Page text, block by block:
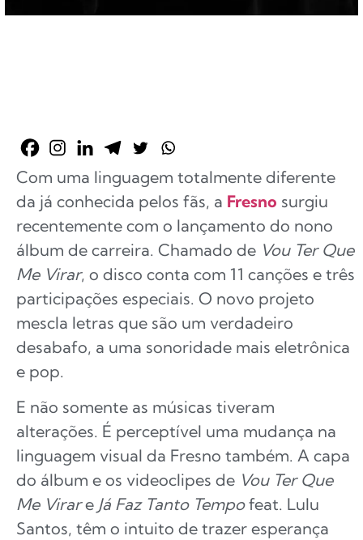
Com uma linguagem totalmente diferente
da já conhecida pelos fãs, a Fresno surgiu
recentemente com o lançamento do nono
álbum de carreira. Chamado de Vou Ter Que
Me Virar, o disco conta com 11 canções e três
participações especiais. O novo projeto
mescla letras que são um verdadeiro
desabafo, a uma sonoridade mais eletrônica
e pop.
E não somente as músicas tiveram
alterações. É perceptível uma mudança na
linguagem visual da Fresno também. A capa
do álbum e os videoclipes de Vou Ter Que
Me Virare Já Faz Tanto Tempofeat. Lulu
Santos, têm o intuito de trazer esperança